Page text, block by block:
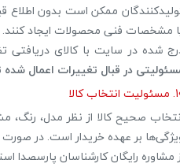
ممکن است بدون اطلاع
مشخصات فنی محصولات ایجاد کنند.
شده در سایت با کالای دریافتی
در قبال تغییرات اعمال
کالا
صحیح کالا از نظر مدل، رنگ،
بر عهده خریدار است. در
مشاوره رایگان کارشناسان پارسصدا